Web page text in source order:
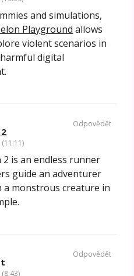
and simulations,
Playground allows
violent scenarios in
digital
2 is an endless runner
guide an adventurer
a monstrous creature in
Odpovědět
Odpovědět